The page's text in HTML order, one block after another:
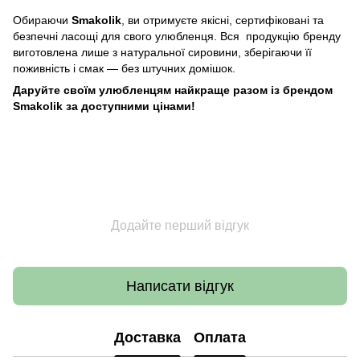
Обираючи Smakolik, ви отримуєте якісні, сертифіковані та
безпечні ласощі для свого улюбленця. Вся продукцію бренду
виготовлена лише з натуральної сировини, зберігаючи її
поживність і смак — без штучних домішок.
Даруйте своїм улюбленцям найкраще разом із брендом
Smakolik за доступними цінами!
Додайте перший відгук
Написати відгук
Доставка Оплата